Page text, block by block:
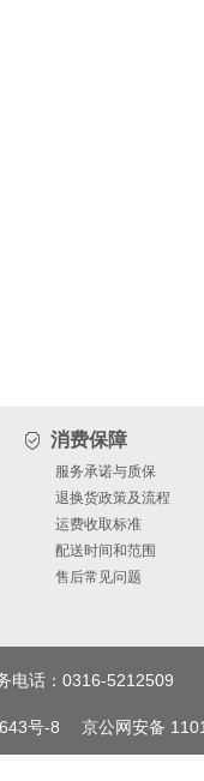
消费保障
服务承诺与质保
退换货政策及流程
运费收取标准
配送时间和范围
售后常见问题
电话：0316-5212509
号-8 京公网安备